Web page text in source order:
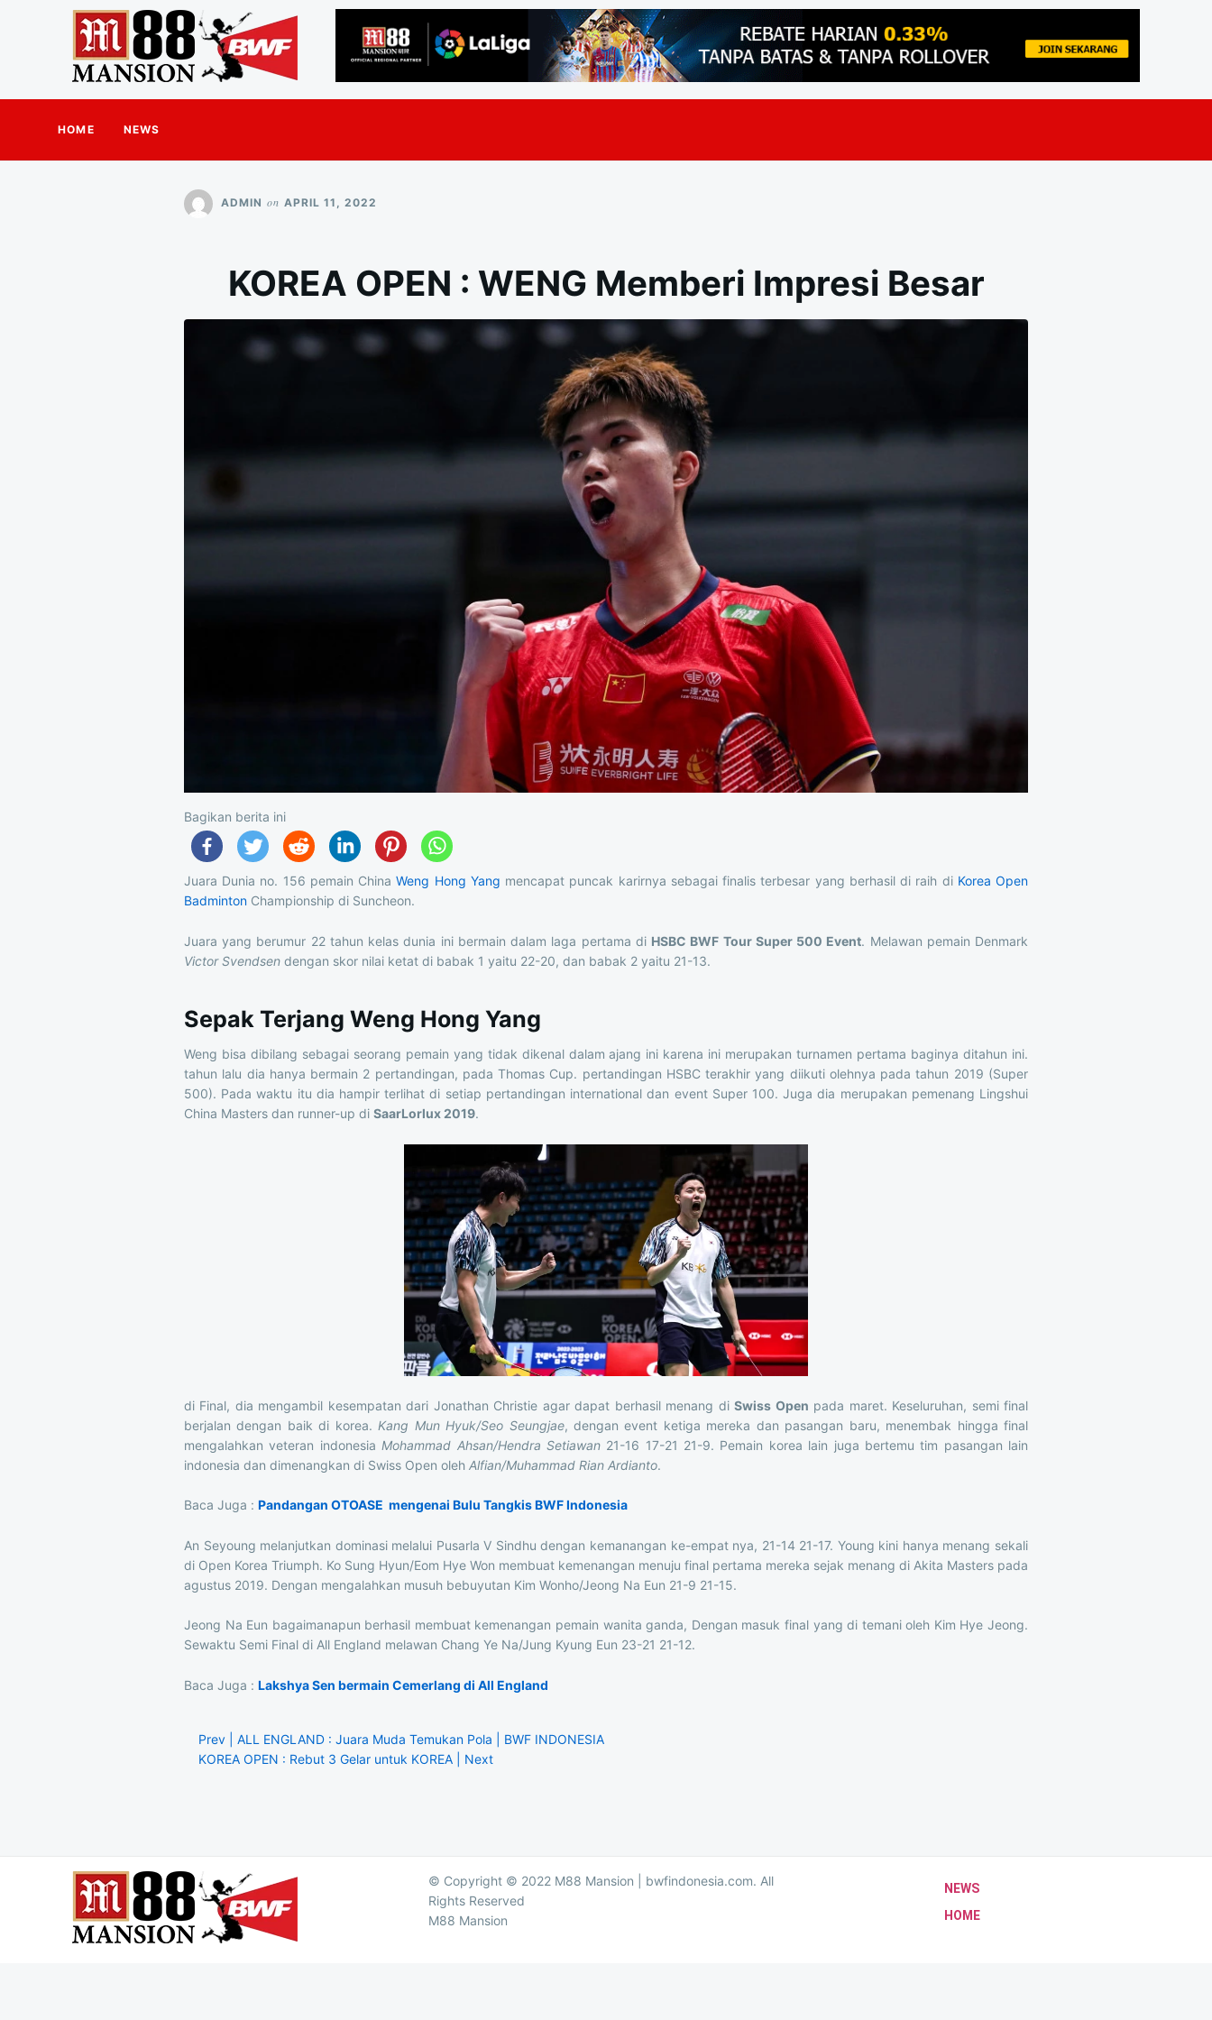
HOME NEWS
ADMIN on APRIL 11, 2022
KOREA OPEN : WENG Memberi Impresi Besar
Bagikan berita ini
Juara Dunia no. 156 pemain ChinaWeng Hong Yang mencapat puncak karirnya sebagai finalis terbesar yang berhasil di raih di Korea Open
Badminton Championship di Suncheon.
Juara yang berumur 22 tahun kelas dunia ini bermain dalam laga pertama di HSBC BWF Tour Super 500 Event. Melawan pemain Denmark
Victor Svendsen dengan skor nilai ketat di babak 1 yaitu 22-20, dan babak 2 yaitu 21-13.
Sepak Terjang Weng Hong Yang
Weng bisa dibilang sebagai seorang pemain yang tidak dikenal dalam ajang ini karena ini merupakan turnamen pertama baginya ditahun ini.
tahun lalu dia hanya bermain 2 pertandingan, pada Thomas Cup. pertandingan HSBC terakhir yang diikuti olehnya pada tahun 2019 (Super
500). Pada waktu itu dia hampir terlihat di setiap pertandingan international dan event Super 100. Juga dia merupakan pemenang Lingshui
China Masters dan runner-up di SaarLorlux 2019.
di Final, dia mengambil kesempatan dari Jonathan Christie agar dapat berhasil menang diSwiss Open pada maret. Keseluruhan, semi final
berjalan dengan baik di korea. Kang Mun Hyuk/Seo Seungjae, dengan event ketiga mereka dan pasangan baru, menembak hingga final
mengalahkan veteran indonesia Mohammad Ahsan/Hendra Setiawan21-16 17-21 21-9. Pemain korea lain juga bertemu tim pasangan lain
indonesia dan dimenangkan di Swiss Open oleh Alfian/Muhammad Rian Ardianto.
Baca Juga : Pandangan OTOASE mengenai Bulu Tangkis BWF Indonesia
An Seyoung melanjutkan dominasi melalui Pusarla V Sindhu dengan kemanangan ke-empat nya, 21-14 21-17. Young kini hanya menang sekali
di Open Korea Triumph. Ko Sung Hyun/Eom Hye Won membuat kemenangan menuju final pertama mereka sejak menang di Akita Masters pada
agustus 2019. Dengan mengalahkan musuh bebuyutan Kim Wonho/Jeong Na Eun 21-9 21-15.
Jeong Na Eun bagaimanapun berhasil membuat kemenangan pemain wanita ganda, Dengan masuk final yang di temani oleh Kim Hye Jeong.
Sewaktu Semi Final di All England melawan Chang Ye Na/Jung Kyung Eun 23-21 21-12.
Baca Juga : Lakshya Sen bermain Cemerlang di All England
Prev | ALL ENGLAND : Juara Muda Temukan Pola | BWF INDONESIA
KOREA OPEN : Rebut 3 Gelar untuk KOREA | Next
© Copyright © 2022 M88 Mansion | bwfindonesia.com. All
Rights Reserved
M88 Mansion
NEWS
HOME